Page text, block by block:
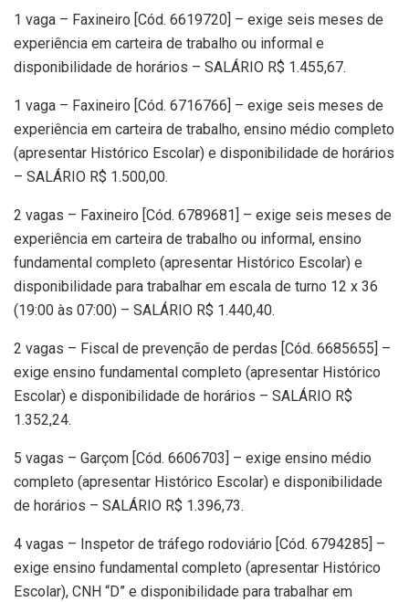
1 vaga – Faxineiro [Cód. 6619720] – exige seis meses de
experiência em carteira de trabalho ou informal e
disponibilidade de horários – SALÁRIO R$ 1.455,67.
1 vaga – Faxineiro [Cód. 6716766] – exige seis meses de
experiência em carteira de trabalho, ensino médio completo
(apresentar Histórico Escolar) e disponibilidade de horários
– SALÁRIO R$ 1.500,00.
2 vagas – Faxineiro [Cód. 6789681] – exige seis meses de
experiência em carteira de trabalho ou informal, ensino
fundamental completo (apresentar Histórico Escolar) e
disponibilidade para trabalhar em escala de turno 12 x 36
(19:00 às 07:00) – SALÁRIO R$ 1.440,40.
2 vagas – Fiscal de prevenção de perdas [Cód. 6685655] –
exige ensino fundamental completo (apresentar Histórico
Escolar) e disponibilidade de horários – SALÁRIO R$
1.352,24.
5 vagas – Garçom [Cód. 6606703] – exige ensino médio
completo (apresentar Histórico Escolar) e disponibilidade
de horários – SALÁRIO R$ 1.396,73.
4 vagas – Inspetor de tráfego rodoviário [Cód. 6794285] –
exige ensino fundamental completo (apresentar Histórico
Escolar), CNH “D” e disponibilidade para trabalhar em